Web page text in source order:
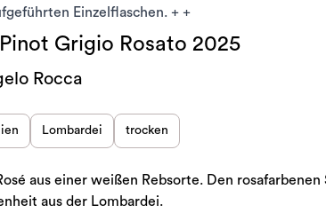
Einzelflaschen. + +
Grigio Rosato 2025
Rocca
Lombardei trocken
aus einer weißen Rebsorte. Den
aus der Lombardei.